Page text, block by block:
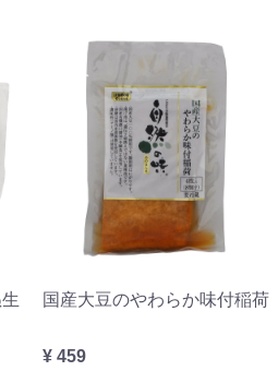
国産大豆のやわらか味付稲荷
¥ 459